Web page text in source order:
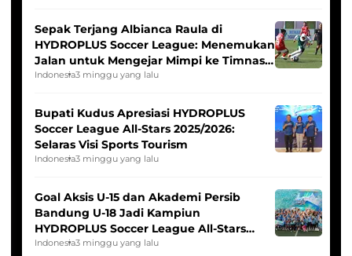
Sepak Terjang Albianca Raula di
HYDROPLUS Soccer League: Menemukan
Jalan untuk Mengejar Mimpi ke Timnas
Indonesia Putri
Indonesia3 minggu yang lalu
Bupati Kudus Apresiasi HYDROPLUS
Soccer League All-Stars 2025/2026:
Selaras Visi Sports Tourism
Indonesia3 minggu yang lalu
Goal Aksis U-15 dan Akademi Persib
Bandung U-18 Jadi Kampiun
HYDROPLUS Soccer League All-Stars
2025/2026
Indonesia3 minggu yang lalu